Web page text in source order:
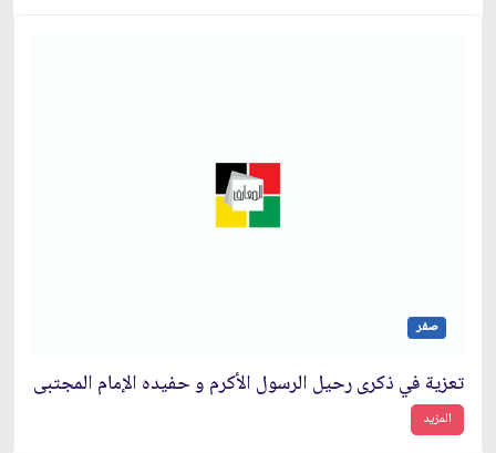
صفر
تعزية في ذكرى رحيل الرسول الأكرم و حفيده الإمام المجتبى
المزيد